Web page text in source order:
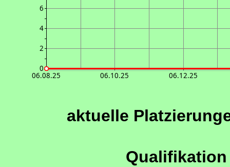
6
4
2
0
06.08.25 06.10.25 06.12.25
aktuelle
Qualifikation